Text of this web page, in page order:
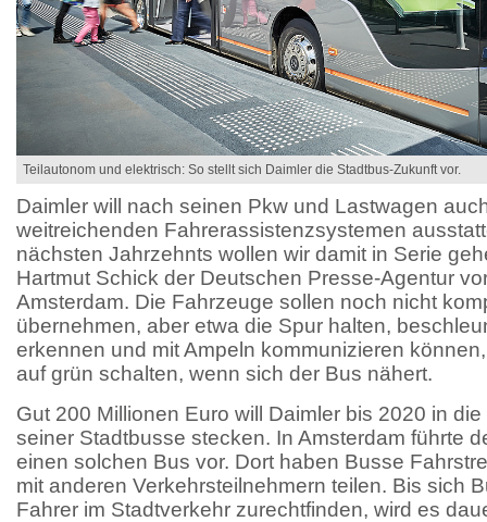
Teilautonom und elektrisch: So stellt sich Daimler die Stadtbus-Zukunft vor.
Daimler will nach seinen Pkw und Lastwagen
weitreichenden Fahrerassistenzsystemen
nächsten Jahrzehnts wollen wir damit in Serie
Hartmut Schick der Deutschen Presse-Agentur
Amsterdam. Die Fahrzeuge sollen noch nicht
übernehmen, aber etwa die Spur halten,
erkennen und mit Ampeln kommunizieren
auf grün schalten, wenn sich der Bus nähert.
Gut 200 Millionen Euro will Daimler bis 2020 in
seiner Stadtbusse stecken. In Amsterdam führte
einen solchen Bus vor. Dort haben Busse
mit anderen Verkehrsteilnehmern teilen. Bis sich
Fahrer im Stadtverkehr zurechtfinden, wird es